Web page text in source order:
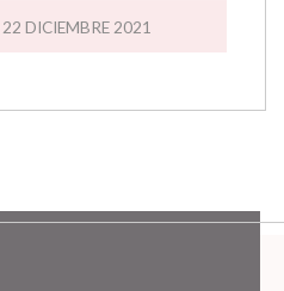
22 DICIEMBRE 2021